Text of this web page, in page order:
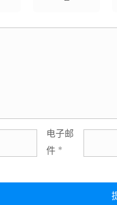
电子邮
件 *